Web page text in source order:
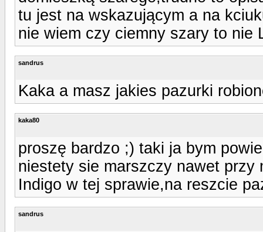
tu jest na wskazującym a na
nie wiem czy ciemny szary to nie
sandrus
Kaka a masz jakies pazurki
kaka80
proszę bardzo ;) taki ja bym
niestety sie marszczy nawet
Indigo w tej sprawie,na reszcie
sandrus